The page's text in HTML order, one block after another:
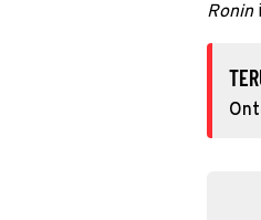
Ronin